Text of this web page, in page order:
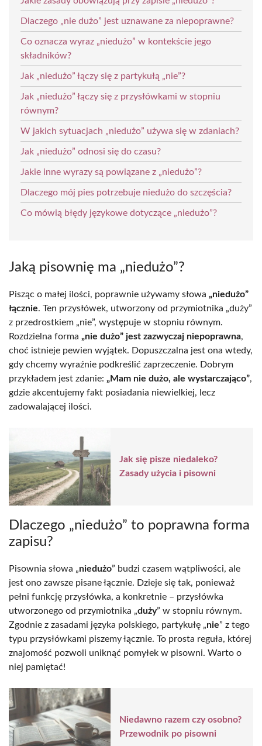
Dlaczego „nie dużo” jest uznawane za niepoprawne?
Co oznacza wyraz „niedużo” w kontekście jego
składników?
Jak „niedużo” łączy się z partykułą „nie”?
Jak „niedużo” łączy się z przysłówkami w stopniu
równym?
W jakich sytuacjach „niedużo” używa się w zdaniach?
Jak „niedużo” odnosi się do czasu?
Jakie inne wyrazy są powiązane z „niedużo”?
Dlaczego mój pies potrzebuje niedużo do szczęścia?
Co mówią błędy językowe dotyczące „niedużo”?
Jaką pisownię ma „niedużo”?
Pisząc o małej ilości, poprawnie używamy słowa „niedużo”
łącznie. Ten przysłówek, utworzony od przymiotnika „duży”
z przedrostkiem „nie”, występuje w stopniu równym.
Rozdzielna forma „nie dużo” jest zazwyczaj niepoprawna,
choć istnieje pewien wyjątek. Dopuszczalna jest ona wtedy,
gdy chcemy wyraźnie podkreślić zaprzeczenie. Dobrym
przykładem jest zdanie: „Mam nie dużo, ale wystarczająco”,
gdzie akcentujemy fakt posiadania niewielkiej, lecz
zadowalającej ilości.
Jak się pisze niedaleko?
Zasady użycia i pisowni
Dlaczego „niedużo” to poprawna forma
zapisu?
Pisownia słowa „niedużo” budzi czasem wątpliwości, ale
jest ono zawsze pisane łącznie. Dzieje się tak, ponieważ
pełni funkcję przysłówka, a konkretnie – przysłówka
utworzonego od przymiotnika „duży” w stopniu równym.
Zgodnie z zasadami języka polskiego, partykułę „nie” z tego
typu przysłówkami piszemy łącznie. To prosta reguła, której
znajomość pozwoli uniknąć pomyłek w pisowni. Warto o
niej pamiętać!
Niedawno razem czy osobno?
Przewodnik po pisowni